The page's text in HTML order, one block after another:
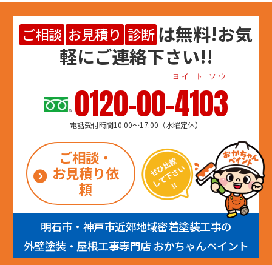
ご相談 お見積り 診断 は無料!お気
軽にご連絡下さい!!
0120-00-4103
ヨイ ト ソウ
電話受付時間10:00～17:00（水曜定休）
ご相談・
お見積り依
頼
明石市・神戸市近郊地域密着塗装工事の
外壁塗装・屋根工事専門店 おかちゃんペイント